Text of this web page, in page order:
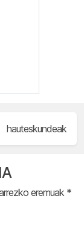
hauteskundeak
eremuak *